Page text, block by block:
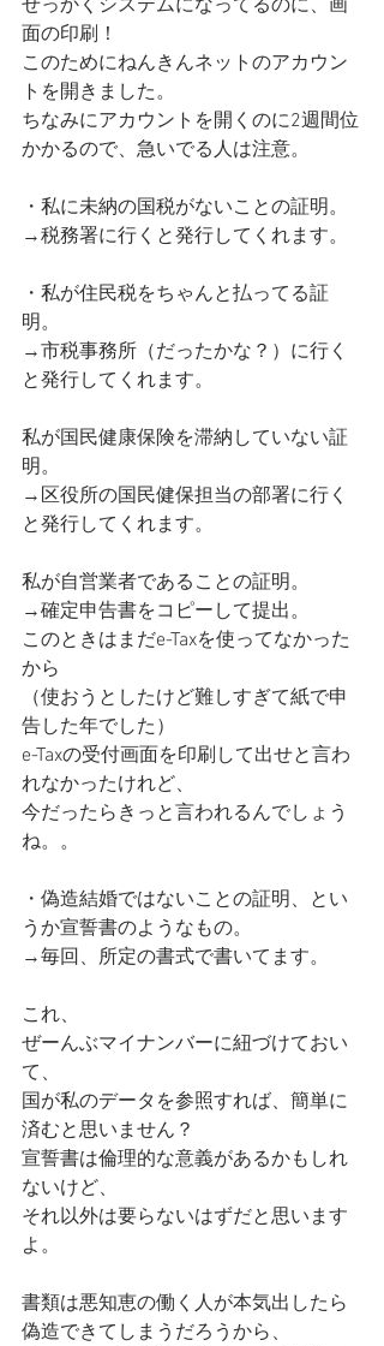
せっかくシステムになってるのに、画
面の印刷！
このためにねんきんネットのアカウン
トを開きました。
ちなみにアカウントを開くのに2週間位
かかるので、急いでる人は注意。
・私に未納の国税がないことの証明。
→税務署に行くと発行してくれます。
・私が住民税をちゃんと払ってる証
明。
→市税事務所（だったかな？）に行く
と発行してくれます。
私が国民健康保険を滞納していない証
明。
→区役所の国民健保担当の部署に行く
と発行してくれます。
私が自営業者であることの証明。
→確定申告書をコピーして提出。
このときはまだe-Taxを使ってなかった
から
（使おうとしたけど難しすぎて紙で申
告した年でした）
e-Taxの受付画面を印刷して出せと言わ
れなかったけれど、
今だったらきっと言われるんでしょう
ね。。
・偽造結婚ではないことの証明、とい
うか宣誓書のようなもの。
→毎回、所定の書式で書いてます。
これ、
ぜーんぶマイナンバーに紐づけておい
て、
国が私のデータを参照すれば、簡単に
済むと思いません？
宣誓書は倫理的な意義があるかもしれ
ないけど、
それ以外は要らないはずだと思います
よ。
書類は悪知恵の働く人が本気出したら
偽造できてしまうだろうから、